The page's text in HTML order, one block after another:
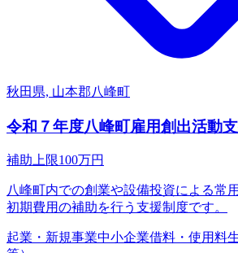
秋田県, 山本郡八峰町
令和７年度八峰町雇用創出活動
補助上限100万円
八峰町内での創業や設備投資による常
初期費用の補助を行う支援制度です。
起業・新規事業中小企業借料・使用料